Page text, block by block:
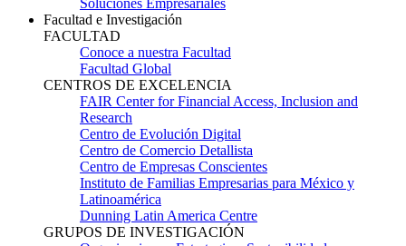
Soluciones Empresariales
Facultad e Investigación
FACULTAD
Conoce a nuestra Facultad
Facultad Global
CENTROS DE EXCELENCIA
FAIR Center for Financial Access, Inclusion and
Research
Centro de Evolución Digital
Centro de Comercio Detallista
Centro de Empresas Conscientes
Instituto de Familias Empresarias para México y
Latinoamérica
Dunning Latin America Centre
GRUPOS DE INVESTIGACIÓN